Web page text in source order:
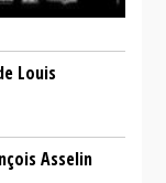
Louis
Asselin